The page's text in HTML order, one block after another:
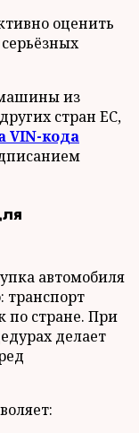
оценить
из
стран ЕС,
VIN-кода
автомобиля
транспорт
по стране. При
делает